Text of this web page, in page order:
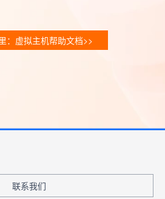
：虚拟主机帮助文档>>